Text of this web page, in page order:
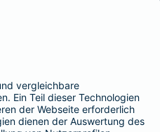
BarmeniaGothaer
SEITEN